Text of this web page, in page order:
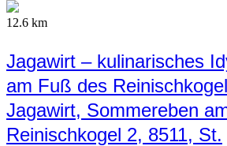
12.6 km
Jagawirt – kulinarisches
am Fuß des
Jagawirt, Sommereben
Reinischkogel 2, 8511, St.